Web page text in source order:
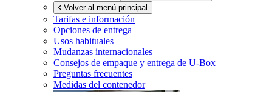
Volver al menú principal
Tarifas e información
Opciones de entrega
Usos habituales
Mudanzas internacionales
Consejos de empaque y entrega de U-Box
Preguntas frecuentes
Medidas del contenedor